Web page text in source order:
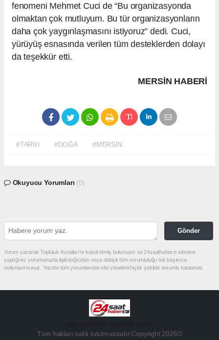
fenomeni Mehmet Cuci de “Bu organizasyonda
olmaktan çok mutluyum. Bu tür organizasyonların
daha çok yaygınlaşmasını istiyoruz” dedi. Cuci,
yürüyüş esnasında verilen tüm desteklerden dolayı
da teşekkür etti.
MERSIN HABERİ
#TARİH #DOĞA #MERSİN
Okuyucu Yorumları (0)
Gönder
Yorum yazarak Topluluk Kuralları’nı kabul etmiş bulunuyor ve 24saathaber.tr sitesine
yaptığınız yorumunuzla ilgili doğrudan veya dolaylı tüm sorumluluğu tek başınıza
üstleniyorsunuz. Yazılan tüm yorumlardan site yönetimi hiçbir şekilde sorumlu tutulamaz.
Tüm hakları saklı tutulmaktadır.Copyright 2026©